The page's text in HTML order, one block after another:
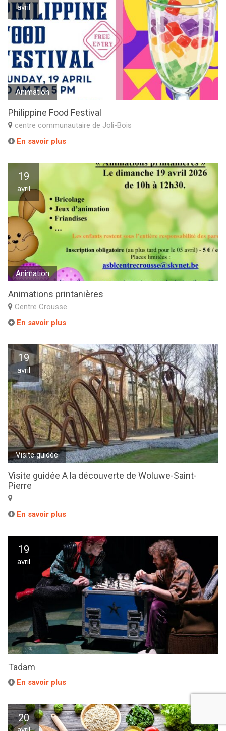
avril
Animation
Philippine Food Festival
centre communautaire de Joli-Bois
En savoir plus
19
avril
Animation
Animations printanières
Centre Crousse
En savoir plus
19
avril
Visite guidée
Visite guidée A la découverte de Woluwe-Saint-
Pierre
En savoir plus
19
avril
Tadam
En savoir plus
20